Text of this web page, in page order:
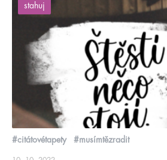
stahuj
#citátovétapety #musímtězradit